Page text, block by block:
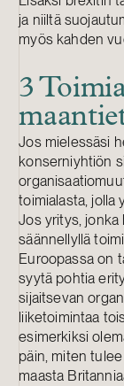
ja niiltä
myös kahden
3
Jos mielessäsi
konserniyhtiön
toimialasta, jolla
Jos yritys, jonka
säännellyllä
Euroopassa on
syytä pohtia
sijaitsevan
liiketoimintaa
esimerkiksi
päin, miten
maasta